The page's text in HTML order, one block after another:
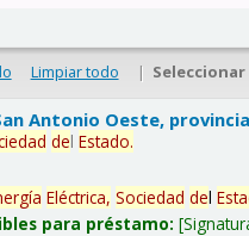
Limpiar todo |
Antonio Oeste, provincia
delEstado.
Eléctrica, Sociedad del
para préstamo: